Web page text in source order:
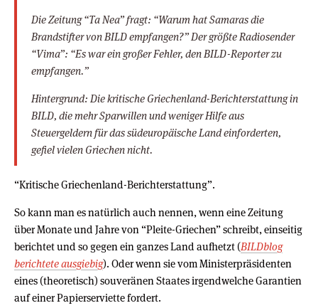
Die Zeitung “Ta Nea” fragt: “Warum hat Samaras die
Brandstifter von BILD empfangen?” Der größte Radiosender
“Vima”: “Es war ein großer Fehler, den BILD-Reporter zu
empfangen.”
Hintergrund: Die kritische Griechenland-Berichterstattung in
BILD, die mehr Sparwillen und weniger Hilfe aus
Steuergeldern für das südeuropäische Land einforderten,
gefiel vielen Griechen nicht.
“Kritische Griechenland-Berichterstattung”.
So kann man es natürlich auch nennen, wenn eine Zeitung
über Monate und Jahre von “Pleite-Griechen” schreibt, einseitig
berichtet und so gegen ein ganzes Land aufhetzt (BILDblog
berichtete ausgiebig). Oder wenn sie vom Ministerpräsidenten
eines (theoretisch) souveränen Staates irgendwelche Garantien
auf einer Papierserviette fordert.